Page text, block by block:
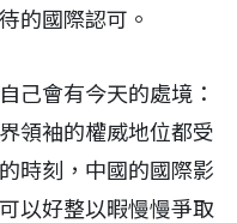
的國際認可。
己會有今天的處境：
領袖的權威地位都受
時刻，中國的國際影
以好整以暇慢慢爭取